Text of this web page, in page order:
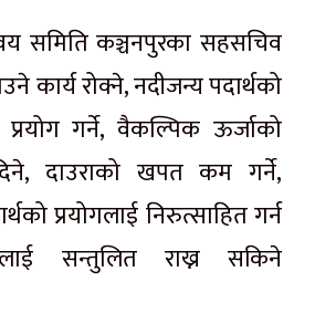
समिति कञ्चनपुरका सहसचिव
कार्य रोक्ने, नदीजन्य पदार्थको
गर्ने, वैकल्पिक ऊर्जाको
दाउराको खपत कम गर्ने,
प्रयोगलाई निरुत्साहित गर्न
सन्तुलित राख्न सकिने